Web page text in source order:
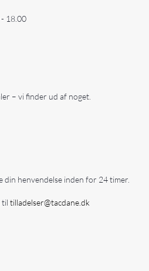
18.00
– vi finder ud af noget.
henvendelse inden for 24 timer.
til tilladelser@tacdane.dk